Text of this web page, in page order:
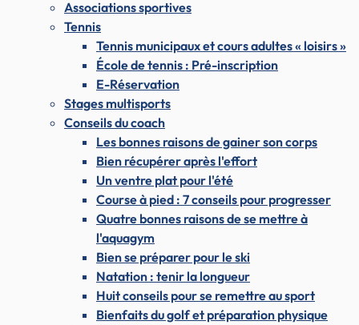
Associations sportives
Tennis
Tennis municipaux et cours adultes « loisirs »
École de tennis : Pré-inscription
E-Réservation
Stages multisports
Conseils du coach
Les bonnes raisons de gainer son corps
Bien récupérer après l'effort
Un ventre plat pour l'été
Course à pied : 7 conseils pour progresser
Quatre bonnes raisons de se mettre à
l'aquagym
Bien se préparer pour le ski
Natation : tenir la longueur
Huit conseils pour se remettre au sport
Bienfaits du golf et préparation physique